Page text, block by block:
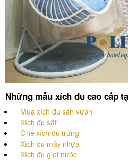
Những mẫu xích đu cao cấp
Mua xích đu sân vườn
Xích đu sắt
Ghế xích đu trứng
Xích đu mây nhựa
Xích đu giọt nước